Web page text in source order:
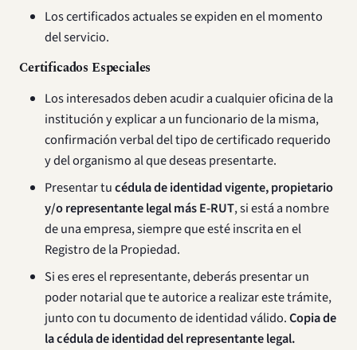
Los certificados actuales se expiden en el momento
del servicio.
Certificados Especiales
Los interesados deben acudir a cualquier oficina de la
institución y explicar a un funcionario de la misma,
confirmación verbal del tipo de certificado requerido
y del organismo al que deseas presentarte.
Presentar tucédula de identidad vigente, propietario
y/o representante legal más E-RUT, si está a nombre
de una empresa, siempre que esté inscrita en el
Registro de la Propiedad.
Si es eres el representante, deberás presentar un
poder notarial que te autorice a realizar este trámite,
junto con tu documento de identidad válido.Copia de
la cédula de identidad del representante legal.